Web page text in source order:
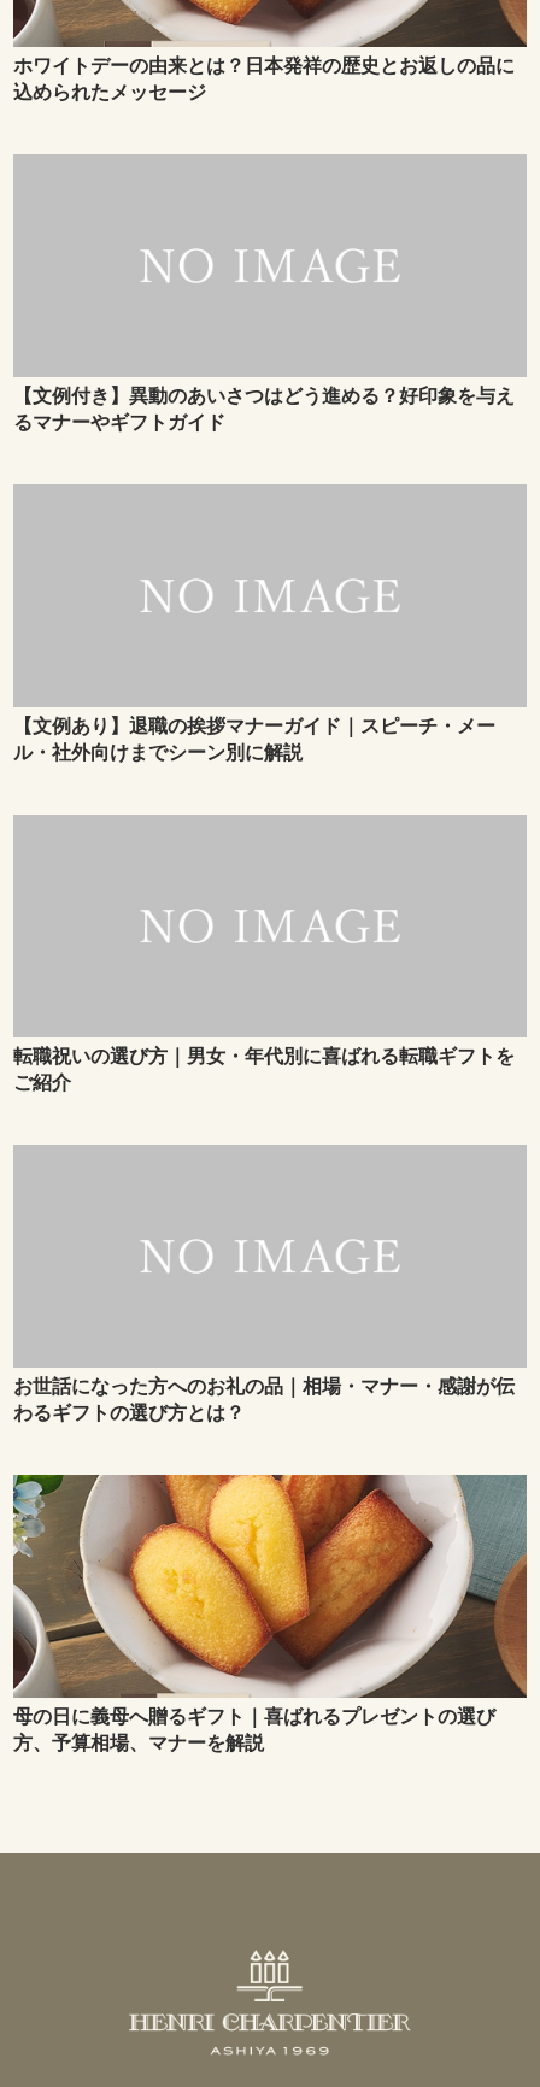
ホワイトデーの由来とは？日本発祥の歴史とお返しの品に
込められたメッセージ
【文例付き】異動のあいさつはどう進める？好印象を与え
るマナーやギフトガイド
【文例あり】退職の挨拶マナーガイド｜スピーチ・メー
ル・社外向けまでシーン別に解説
転職祝いの選び方｜男女・年代別に喜ばれる転職ギフトを
ご紹介
お世話になった方へのお礼の品｜相場・マナー・感謝が伝
わるギフトの選び方とは？
母の日に義母へ贈るギフト｜喜ばれるプレゼントの選び
方、予算相場、マナーを解説